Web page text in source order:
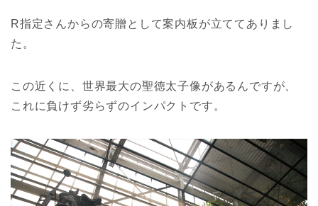
R指定さんからの寄贈として案内板が立ててありまし
た。
この近くに、世界最大の聖徳太子像があるんですが、
これに負けず劣らずのインパクトです。